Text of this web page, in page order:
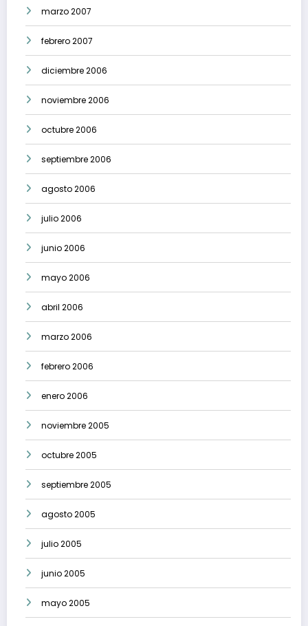
marzo 2007
febrero 2007
diciembre 2006
noviembre 2006
octubre 2006
septiembre 2006
agosto 2006
julio 2006
junio 2006
mayo 2006
abril 2006
marzo 2006
febrero 2006
enero 2006
noviembre 2005
octubre 2005
septiembre 2005
agosto 2005
julio 2005
junio 2005
mayo 2005